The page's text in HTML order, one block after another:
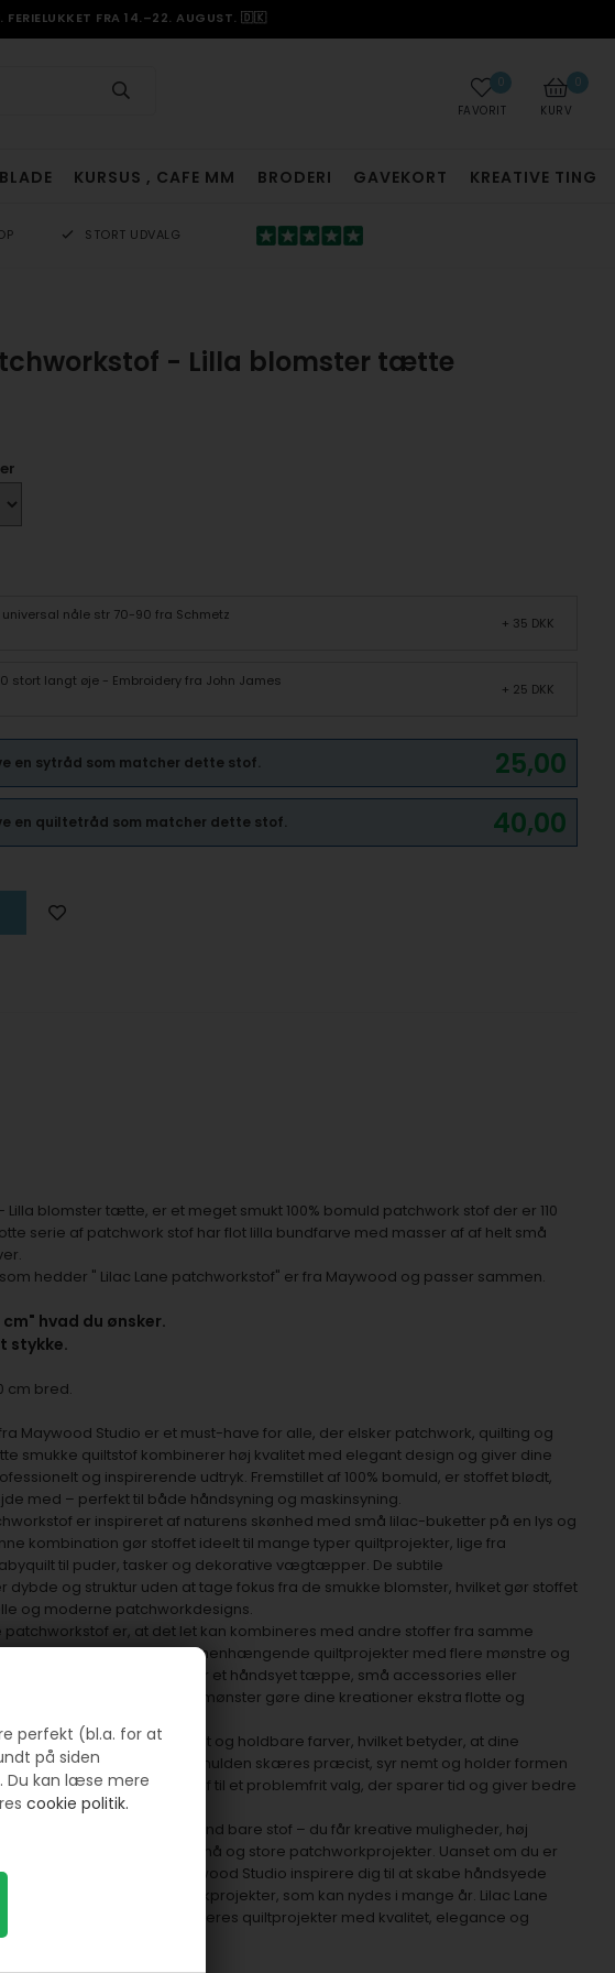
perfekt (bl.a. for at
på siden
Du kan læse mere
cookie politik.
FERIELUKKET FRA 14.–22. AUGUST. 🇩🇰
0
KURV
0
FAVORIT
KURSUS , CAFE MM BRODERI GAVEKORT KREATIVE TING
STORT UDVALG
- Lilla blomster tætte
universal nåle str 70-90 fra Schmetz + 35 DKK
stort langt øje - Embroidery fra John James + 25 DKK
25,00
en sytråd som matcher dette stof.
40,00
en quiltetråd som matcher dette stof.
Lilla blomster tætte, er et meget smukt 100% bomuld patchwork stof der er 110
serie af patchwork stof har flot lilla bundfarve med masser af af helt små
hedder " Lilac Lane patchworkstof" er fra Maywood og passer sammen.
hvad du ønsker.
stykke.
cm bred.
Maywood Studio er et must-have for alle, der elsker patchwork, quilting og
smukke quiltstof kombinerer høj kvalitet med elegant design og giver dine
og inspirerende udtryk. Fremstillet af 100% bomuld, er stoffet blødt,
med – perfekt til både håndsyning og maskinsyning.
er inspireret af naturens skønhed med små lilac-buketter på en lys og
kombination gør stoffet ideelt til mange typer quiltprojekter, lige fra
til puder, tasker og dekorative vægtæpper. De subtile
dybde og struktur uden at tage fokus fra de smukke blomster, hvilket gør stoffet
og moderne patchworkdesigns.
patchworkstof er, at det let kan kombineres med andre stoffer fra samme
mulighed for at skabe sammenhængende quiltprojekter med flere mønstre og
sammen. Uanset om du syr et håndsyet tæppe, små accessories eller
vil stoffets kvalitet og mønster gøre dine kreationer ekstra flotte og
for sin ensartede kvalitet og holdbare farver, hvilket betyder, at dine
sig smukke år efter år. Bomulden skæres præcist, syr nemt og holder formen
Det gør Lilac Lane quiltstof til et problemfrit valg, der sparer tid og giver bedre
patchworkstof, får du mere end bare stof – du får kreative muligheder, høj
der kan bruges til både små og store patchworkprojekter. Uanset om du er
vil dette stof fra Maywood Studio inspirere dig til at skabe håndsyede
tasker og andre patchworkprojekter, som kan nydes i mange år. Lilac Lane
valg til alle, der vil løfte deres quiltprojekter med kvalitet, elegance og